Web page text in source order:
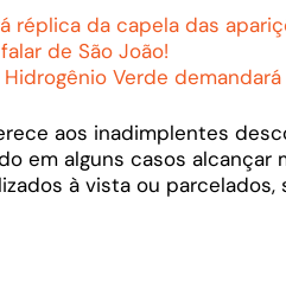
réplica da capela das
de São João!
Verde
aos inadimplentes
em alguns casos
à vista ou